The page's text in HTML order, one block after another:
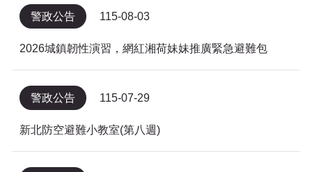
警政公告 115-08-03
2026城鎮韌性演習，網紅湘荷妹妹推廣緊急避難包
警政公告 115-07-29
新北防空避難小教室(第八週)